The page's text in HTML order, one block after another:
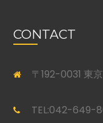
CONTACT
〒192-0031 東
TEL:042-649-